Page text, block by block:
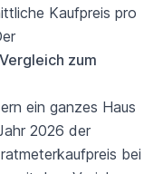
Kaufpreis pro
zum
ein ganzes Haus
2026 der
bei